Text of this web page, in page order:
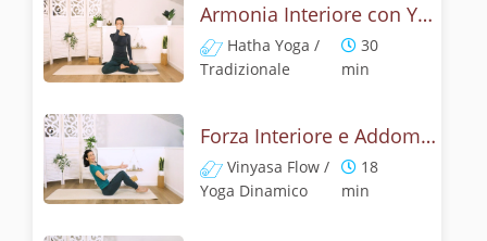
Armonia Interiore con Yoga e Respiro
Hatha Yoga /
Tradizionale
30
min
Forza Interiore e Addominali : Yoga contro Stress
Vinyasa Flow /
Yoga Dinamico
18
min